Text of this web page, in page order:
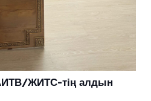
ЖИТС-тің алдын